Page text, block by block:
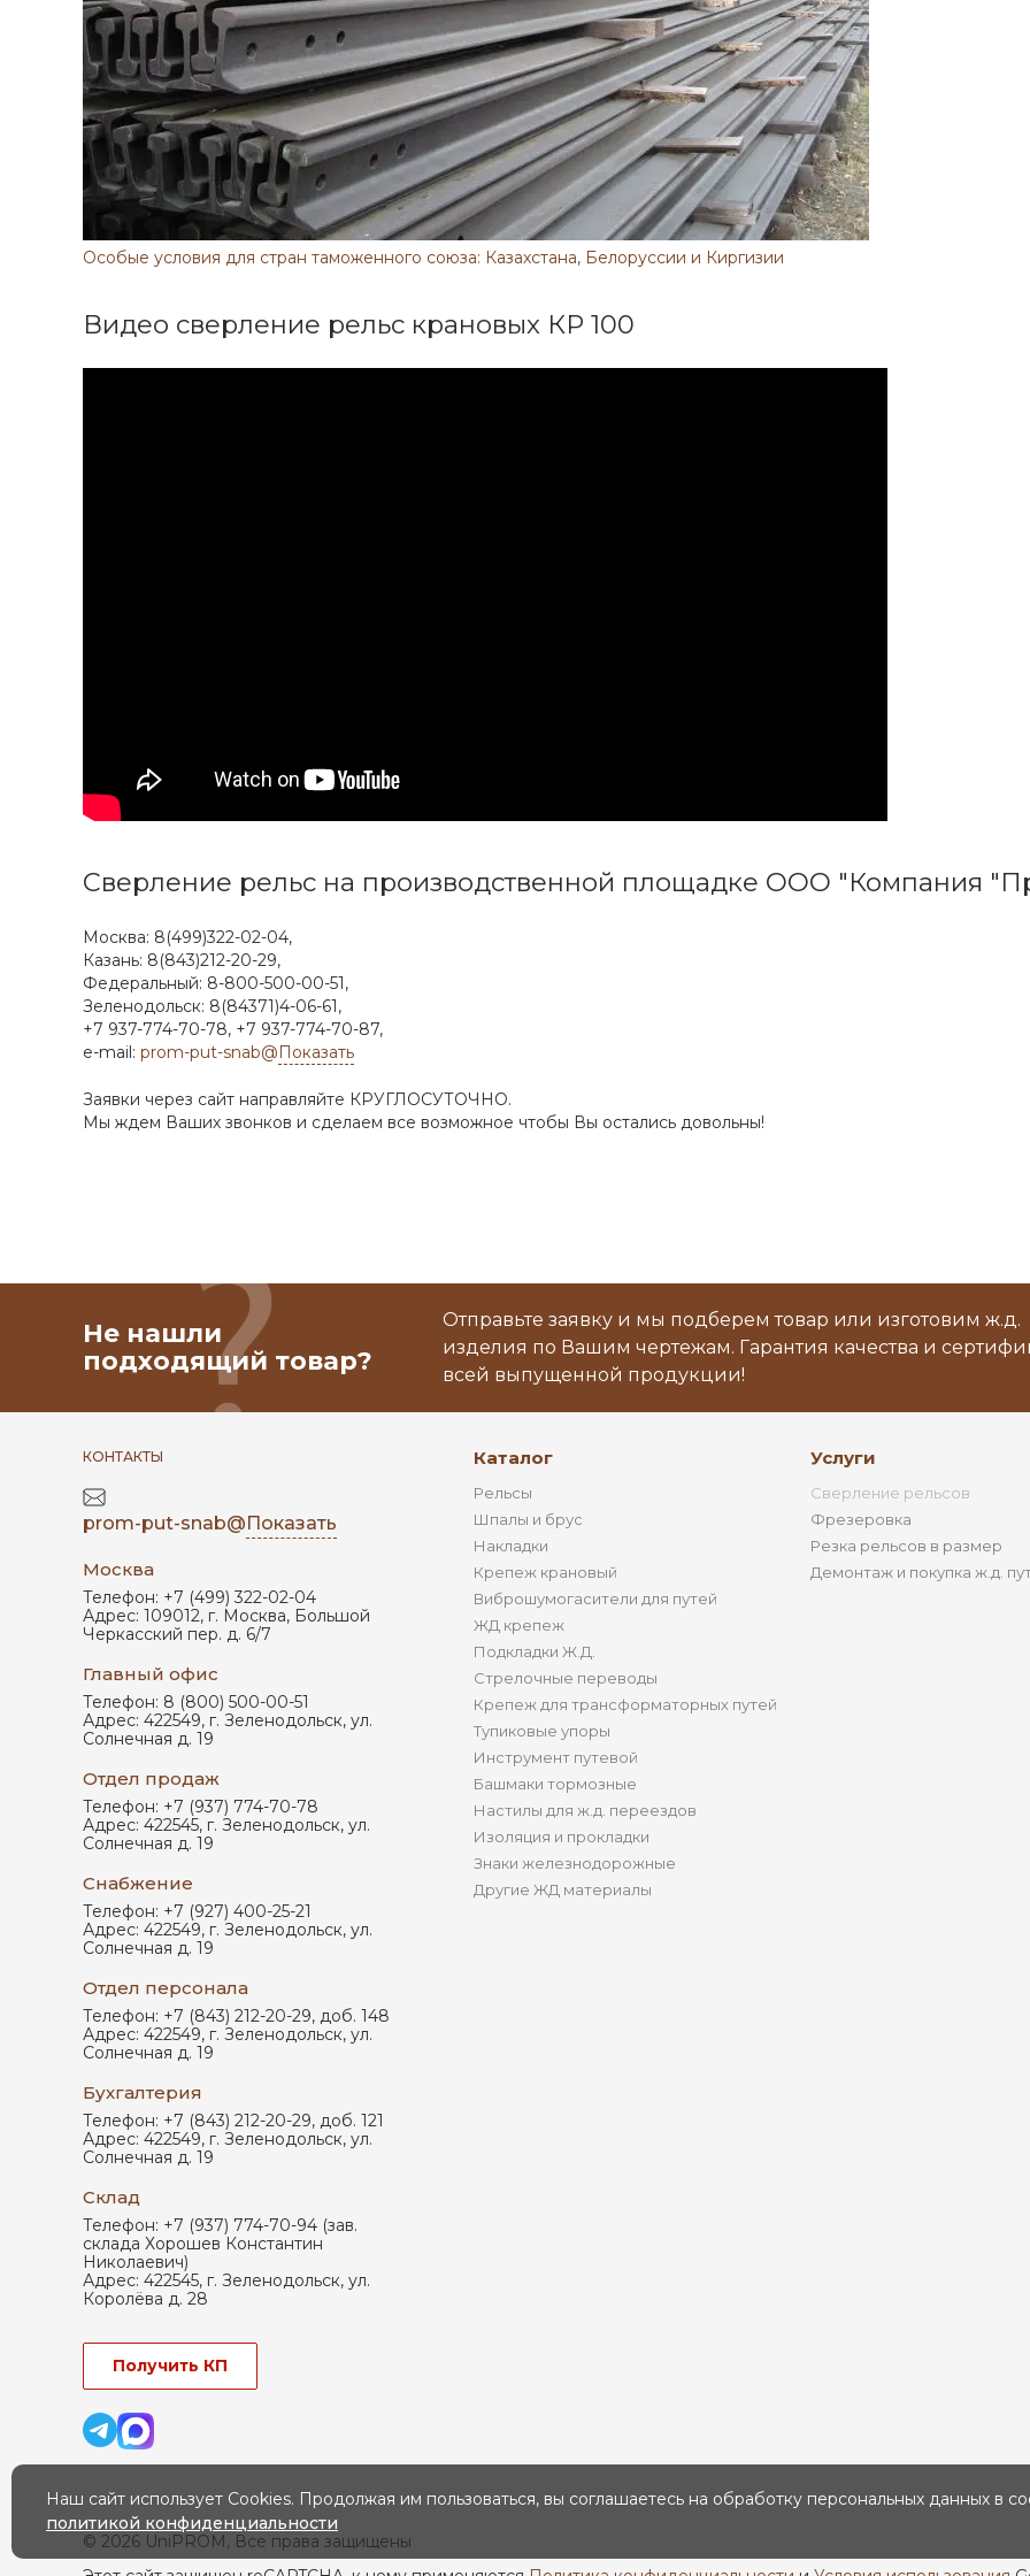
Особые условия для стран таможенного союза: Казахстана, Белоруссии и Киргизии
Видео сверление рельс крановых КР 100
Сверление рельс на производственной площадке ООО "Компания
Москва: 8(499)322-02-04,
Казань: 8(843)212-20-29,
Федеральный: 8-800-500-00-51,
Зеленодольск: 8(84371)4-06-61,
+7 937-774-70-78, +7 937-774-70-87,
e-mail: prom-put-snab@Показать
Заявки через сайт направляйте КРУГЛОСУТОЧНО.
Мы ждем Ваших звонков и сделаем все возможное чтобы Вы остались довольны!
Не нашли
подходящий товар?
Отправьте заявку и мы подберем товар или изготовим ж.д.
изделия по Вашим чертежам. Гарантия качества и
всей выпущенной продукции!
КОНТАКТЫ
prom-put-snab@Показать
Москва
Телефон: +7 (499) 322-02-04
Адрес: 109012, г. Москва, Большой
Черкасский пер. д. 6/7
Главный офис
Телефон: 8 (800) 500-00-51
Адрес: 422549, г. Зеленодольск, ул.
Солнечная д. 19
Отдел продаж
Телефон: +7 (937) 774-70-78
Адрес: 422545, г. Зеленодольск, ул.
Солнечная д. 19
Снабжение
Телефон: +7 (927) 400-25-21
Адрес: 422549, г. Зеленодольск, ул.
Солнечная д. 19
Отдел персонала
Телефон: +7 (843) 212-20-29, доб. 148
Адрес: 422549, г. Зеленодольск, ул.
Солнечная д. 19
Бухгалтерия
Телефон: +7 (843) 212-20-29, доб. 121
Адрес: 422549, г. Зеленодольск, ул.
Солнечная д. 19
Склад
Телефон: +7 (937) 774-70-94 (зав.
склада Хорошев Константин
Николаевич)
Адрес: 422545, г. Зеленодольск, ул.
Королёва д. 28
Каталог
Рельсы
Шпалы и брус
Накладки
Крепеж крановый
Виброшумогасители для путей
ЖД крепеж
Подкладки Ж.Д.
Стрелочные переводы
Крепеж для трансформаторных путей
Тупиковые упоры
Инструмент путевой
Башмаки тормозные
Настилы для ж.д. переездов
Изоляция и прокладки
Знаки железнодорожные
Другие ЖД материалы
Услуги
Сверление рельсов
Фрезеровка
Резка рельсов в размер
Демонтаж и покупка ж.д.
Получить КП
© 2026 UniPROM, Все права защищены
Наш сайт использует Cookies. Продолжая им пользоваться, вы соглашаетесь на обработку персональных данных в
политикой конфиденциальности